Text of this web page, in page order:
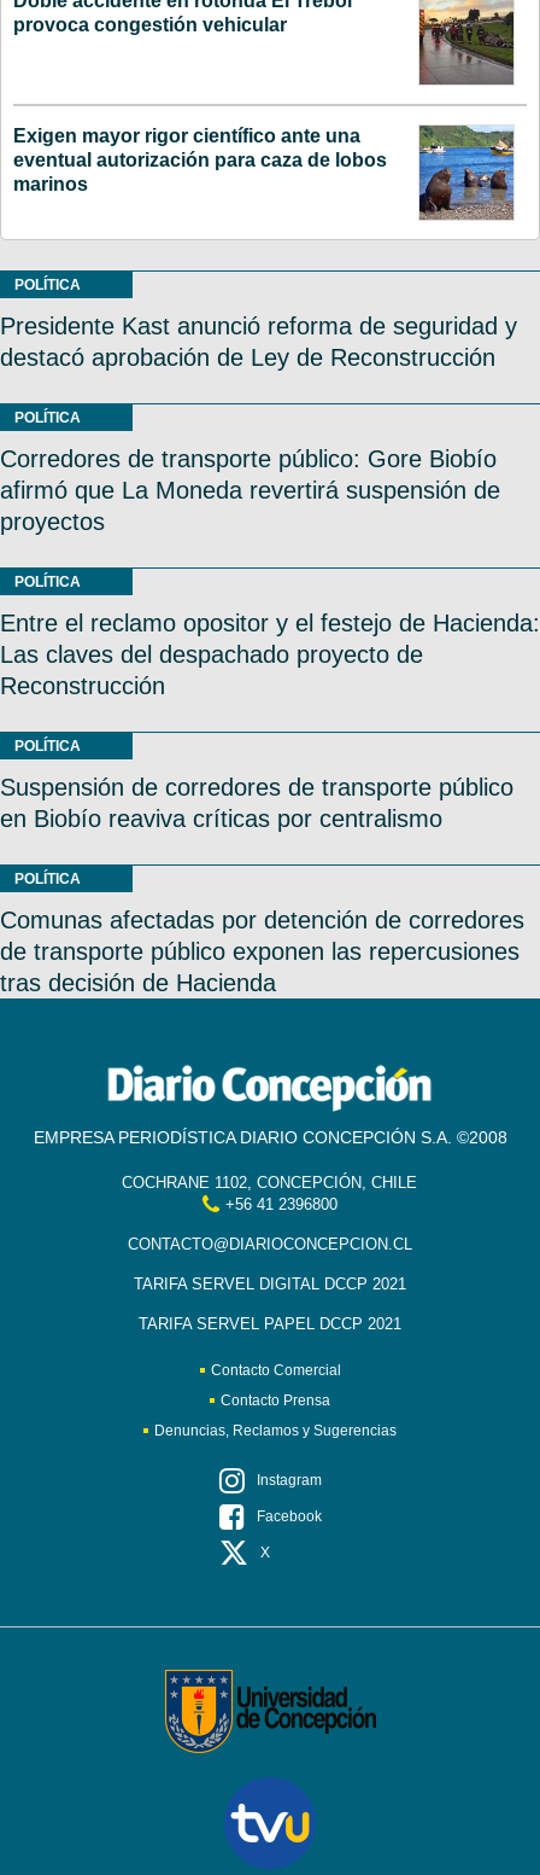
provoca congestión vehicular
Exigen mayor rigor científico ante una
eventual autorización para caza de lobos
marinos
POLÍTICA
Presidente Kast anunció reforma de seguridad y
destacó aprobación de Ley de Reconstrucción
POLÍTICA
Corredores de transporte público: Gore Biobío
afirmó que La Moneda revertirá suspensión de
proyectos
POLÍTICA
Entre el reclamo opositor y el festejo de Hacienda:
Las claves del despachado proyecto de
Reconstrucción
POLÍTICA
Suspensión de corredores de transporte público
en Biobío reaviva críticas por centralismo
POLÍTICA
Comunas afectadas por detención de corredores
de transporte público exponen las repercusiones
tras decisión de Hacienda
EMPRESA PERIODÍSTICA DIARIO CONCEPCIÓN S.A. ©2008
COCHRANE 1102, CONCEPCIÓN, CHILE
+56 41 2396800
CONTACTO@DIARIOCONCEPCION.CL
TARIFA SERVEL DIGITAL DCCP 2021
TARIFA SERVEL PAPEL DCCP 2021
Contacto Comercial
Contacto Prensa
Denuncias, Reclamos y Sugerencias
Instagram
Facebook
X